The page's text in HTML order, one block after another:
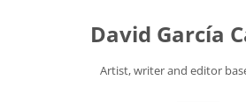
David García
Artist, writer and editor